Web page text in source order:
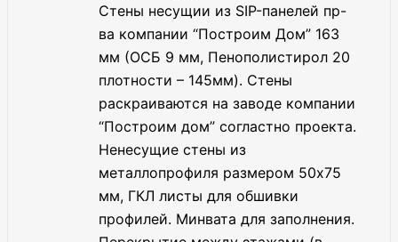
Стены несущии из SIP-панелей пр-
ва компании “Построим Дом” 163
мм (ОСБ 9 мм, Пенополистирол 20
плотности – 145мм). Стены
раскраиваются на заводе компании
“Построим дом” согластно проекта.
Ненесущие стены из
металлопрофиля размером 50х75
мм, ГКЛ листы для обшивки
профилей. Минвата для заполнения.